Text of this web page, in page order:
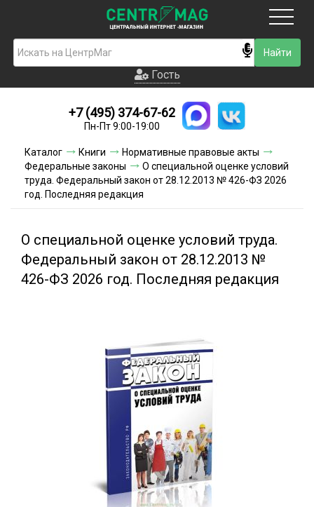
Гость
Новинки
Условия доставки
Условия оплаты
Акции и скидки
Гость
+7 (495) 374-67-62
Пн-Пт 9:00-19:00
Каталог Книги
Нормативные правовые акты
Федеральные законы
О специальной оценке условий
труда. Федеральный закон от 28.12.2013 № 426-ФЗ 2026
год. Последняя редакция
О специальной оценке условий труда.
Федеральный закон от 28.12.2013 №
426-ФЗ 2026 год. Последняя редакция